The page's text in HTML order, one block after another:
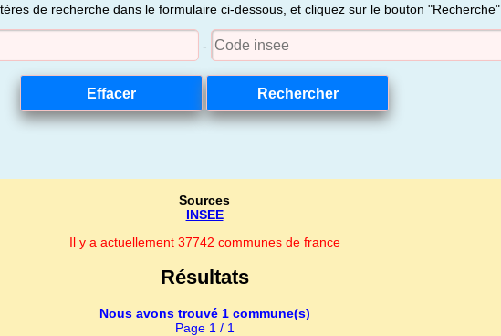
de recherche dans le formulaire ci-dessous, et cliquez sur le bouton "Recherche"
-
Sources
INSEE
Il y a actuellement 37742 communes de france
Résultats
Nous avons trouvé 1 commune(s)
Page 1 / 1